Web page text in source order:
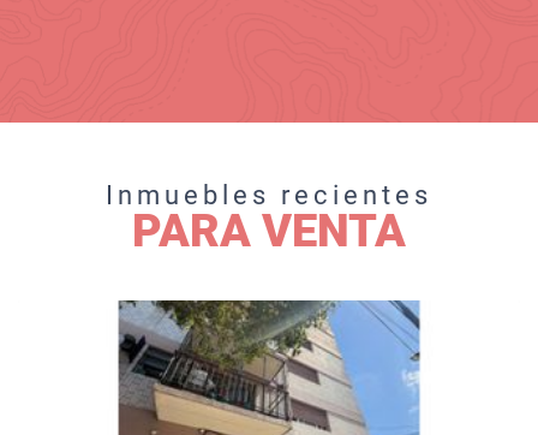
Inmuebles recientes
PARA VENTA